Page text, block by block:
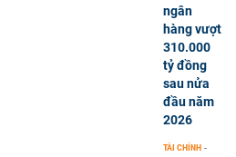
ngân
hàng vượt
310.000
tỷ đồng
sau nửa
đầu năm
2026
TÀI CHÍNH -